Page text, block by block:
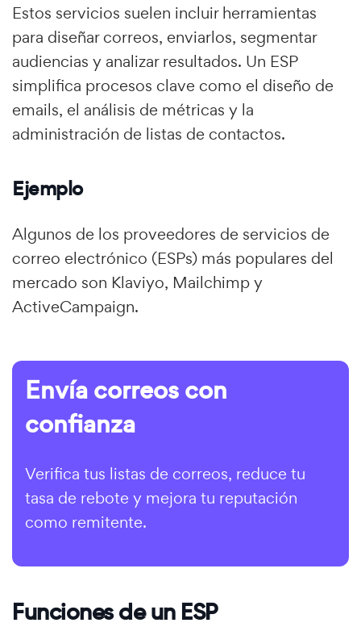
Estos servicios suelen incluir herramientas
para diseñar correos, enviarlos, segmentar
audiencias y analizar resultados. Un ESP
simplifica procesos clave como el diseño de
emails, el análisis de métricas y la
administración de listas de contactos.
Ejemplo
Algunos de los proveedores de servicios de
correo electrónico (ESPs) más populares del
mercado son Klaviyo, Mailchimp y
ActiveCampaign.
Envía correos con
confianza
Verifica tus listas de correos, reduce tu
tasa de rebote y mejora tu reputación
como remitente.
Funciones de un ESP